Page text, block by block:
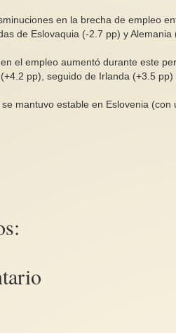
en la brecha de empleo
de Eslovaquia (-2.7 pp) y Alemania
el empleo aumentó durante este
pp), seguido de Irlanda (+3.5
mantuvo estable en Eslovenia